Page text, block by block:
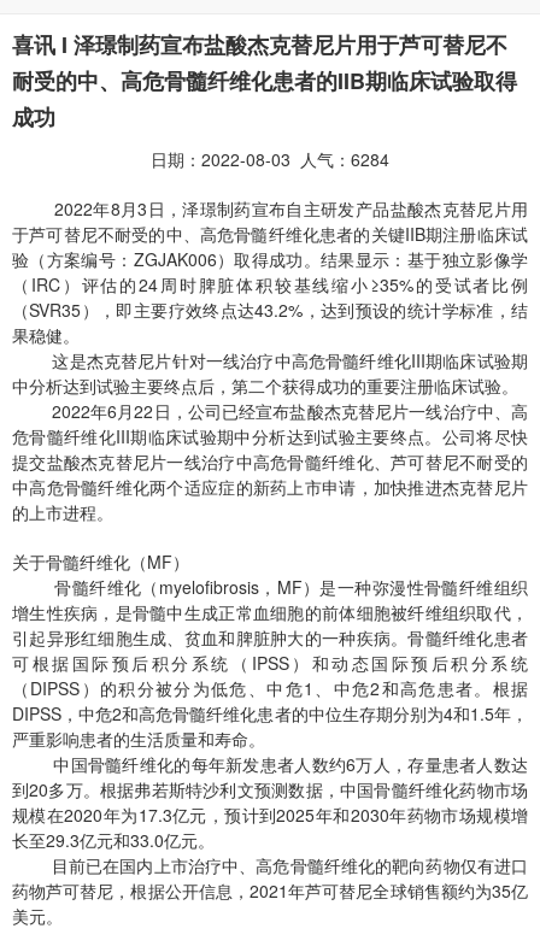
喜讯 I 泽璟制药宣布盐酸杰克替尼片用于芦可替尼不
耐受的中、高危骨髓纤维化患者的IIB期临床试验取得
成功
日期：2022-08-03 人气：6284
2022年8月3日，泽璟制药宣布自主研发产品盐酸杰克替尼片用
于芦可替尼不耐受的中、高危骨髓纤维化患者的关键IIB期注册临床试
验（方案编号：ZGJAK006）取得成功。结果显示：基于独立影像学
（IRC）评估的24周时脾脏体积较基线缩小≥35%的受试者比例
（SVR35），即主要疗效终点达43.2%，达到预设的统计学标准，结
果稳健。
这是杰克替尼片针对一线治疗中高危骨髓纤维化III期临床试验期
中分析达到试验主要终点后，第二个获得成功的重要注册临床试验。
2022年6月22日，公司已经宣布盐酸杰克替尼片一线治疗中、高
危骨髓纤维化III期临床试验期中分析达到试验主要终点。公司将尽快
提交盐酸杰克替尼片一线治疗中高危骨髓纤维化、芦可替尼不耐受的
中高危骨髓纤维化两个适应症的新药上市申请，加快推进杰克替尼片
的上市进程。
关于骨髓纤维化（MF）
骨髓纤维化（myelofibrosis，MF）是一种弥漫性骨髓纤维组织
增生性疾病，是骨髓中生成正常血细胞的前体细胞被纤维组织取代，
引起异形红细胞生成、贫血和脾脏肿大的一种疾病。骨髓纤维化患者
可根据国际预后积分系统（IPSS）和动态国际预后积分系统
（DIPSS）的积分被分为低危、中危1、中危2和高危患者。根据
DIPSS，中危2和高危骨髓纤维化患者的中位生存期分别为4和1.5年，
严重影响患者的生活质量和寿命。
中国骨髓纤维化的每年新发患者人数约6万人，存量患者人数达
到20多万。根据弗若斯特沙利文预测数据，中国骨髓纤维化药物市场
规模在2020年为17.3亿元，预计到2025年和2030年药物市场规模增
长至29.3亿元和33.0亿元。
目前已在国内上市治疗中、高危骨髓纤维化的靶向药物仅有进口
药物芦可替尼，根据公开信息，2021年芦可替尼全球销售额约为35亿
美元。